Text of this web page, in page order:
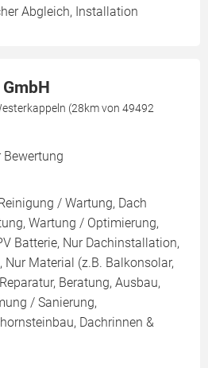
Abgleich, Installation
(28km von 49492
Bewertung
/ Wartung, Dach
Wartung / Optimierung,
Batterie, Nur Dachinstallation,
Material (z.B. Balkonsolar,
Beratung, Ausbau,
/ Sanierung,
Dachrinnen &